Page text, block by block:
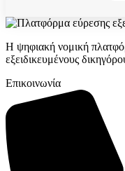
Η ψηφιακή νομική
εξειδικευμένους
Επικοινωνία